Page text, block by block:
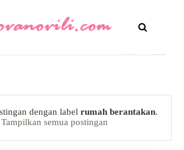
dengan labelrumah berantakan.
Tampilkan semua postingan